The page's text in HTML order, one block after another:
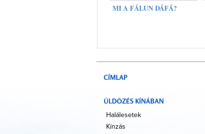
MI A FÁLUN DÁFÁ?
CÍMLAP
ÜLDÖZÉS KÍNÁBAN
Halálesetek
Kínzás